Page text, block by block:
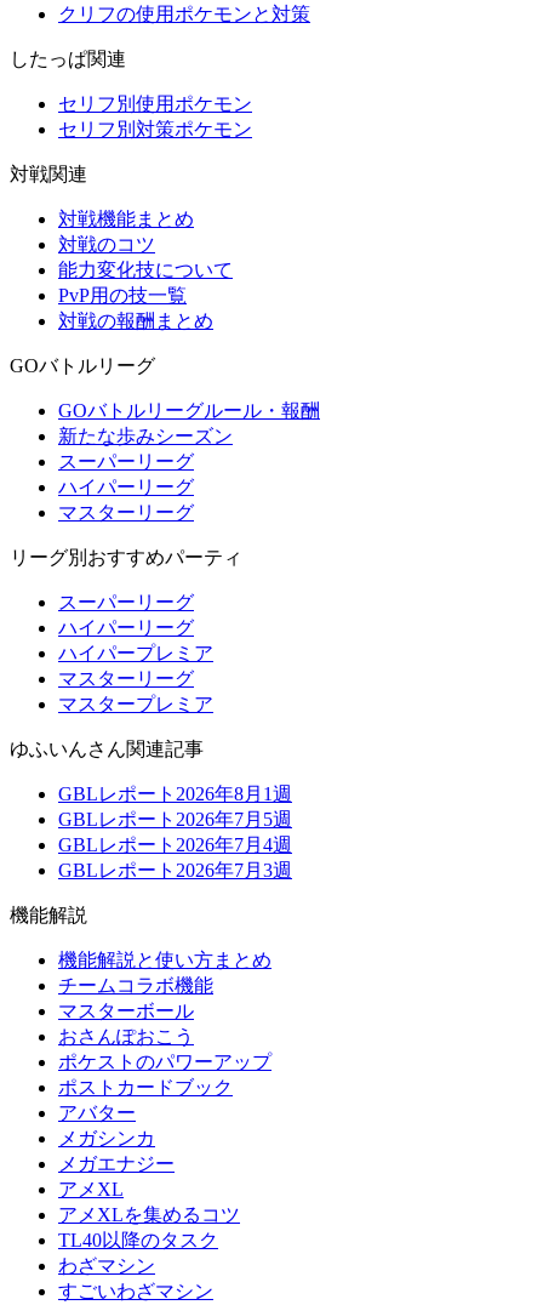
クリフの使用ポケモンと対策
したっぱ関連
セリフ別使用ポケモン
セリフ別対策ポケモン
対戦関連
対戦機能まとめ
対戦のコツ
能力変化技について
PvP用の技一覧
対戦の報酬まとめ
GOバトルリーグ
GOバトルリーグルール・報酬
新たな歩みシーズン
スーパーリーグ
ハイパーリーグ
マスターリーグ
リーグ別おすすめパーティ
スーパーリーグ
ハイパーリーグ
ハイパープレミア
マスターリーグ
マスタープレミア
ゆふいんさん関連記事
GBLレポート2026年8月1週
GBLレポート2026年7月5週
GBLレポート2026年7月4週
GBLレポート2026年7月3週
機能解説
機能解説と使い方まとめ
チームコラボ機能
マスターボール
おさんぽおこう
ポケストのパワーアップ
ポストカードブック
アバター
メガシンカ
メガエナジー
アメXL
アメXLを集めるコツ
TL40以降のタスク
わざマシン
すごいわざマシン